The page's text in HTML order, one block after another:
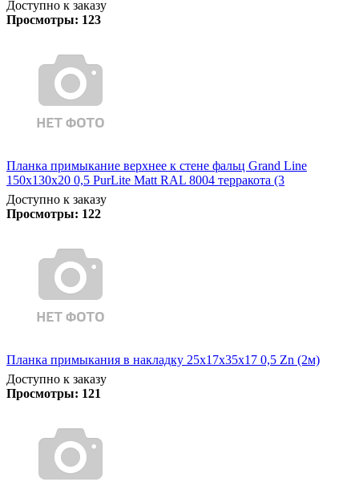
Доступно к заказу
Просмотры: 123
Планка примыкание верхнее к стене фальц Grand Line
150х130х20 0,5 PurLite Matt RAL 8004 терракота (3
Доступно к заказу
Просмотры: 122
Планка примыкания в накладку 25х17х35х17 0,5 Zn (2м)
Доступно к заказу
Просмотры: 121